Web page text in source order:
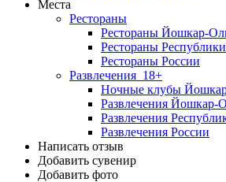
Места
Рестораны
Рестораны Йошкар-
Рестораны
Рестораны России
Развлечения 18+
Ночные клубы
Развлечения Йошкар-
Развлечения
Развлечения России
Написать отзыв
Добавить сувенир
Добавить фото